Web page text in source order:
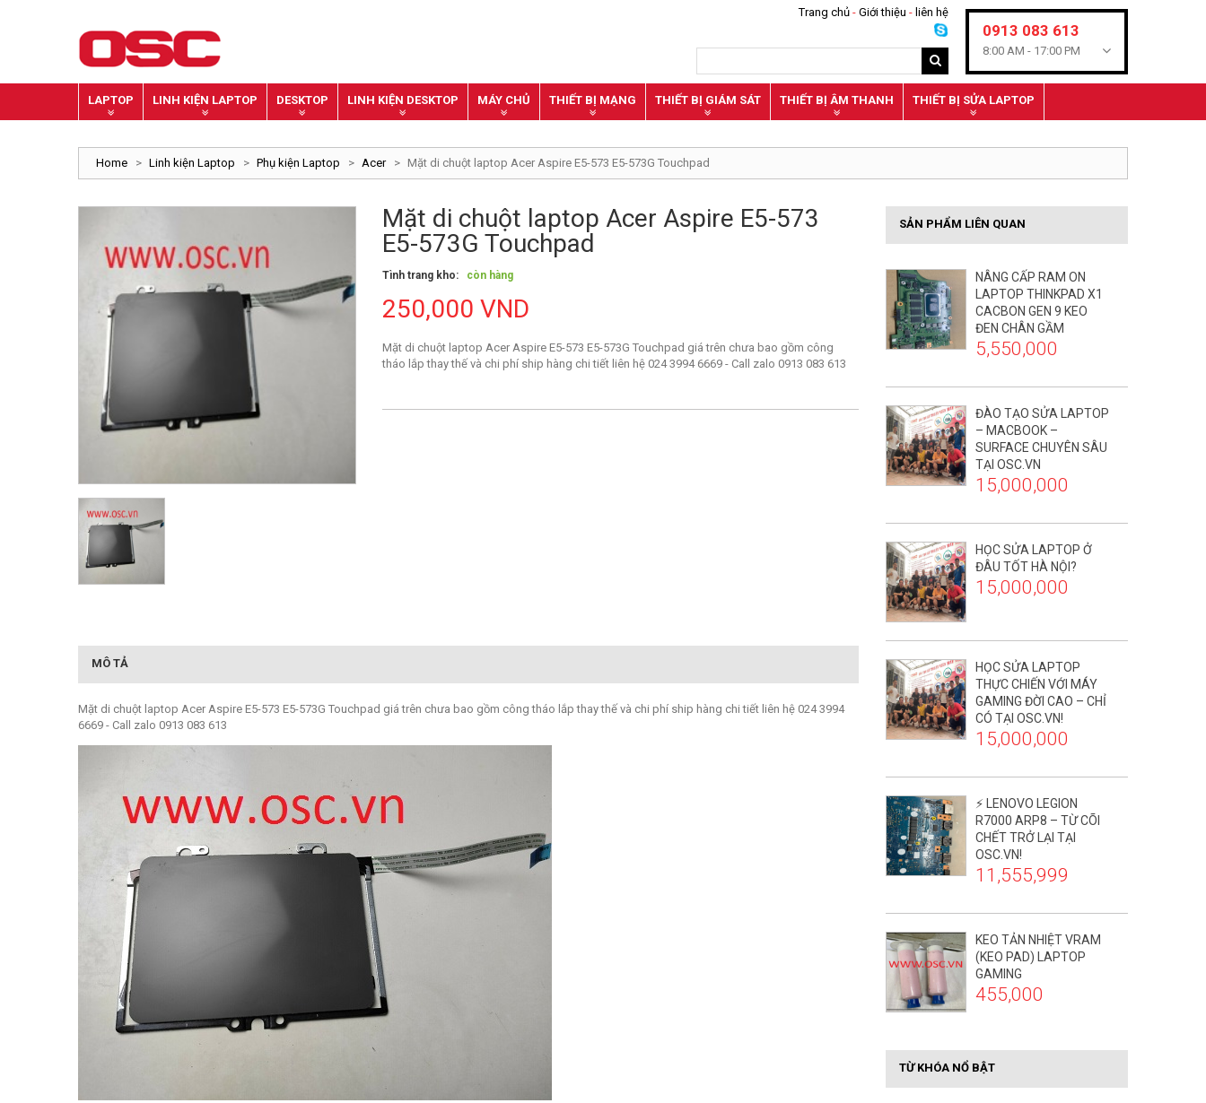
0913 083 613
8:00 AM - 17:00 PM
Trang chủ - Giới thiệu - liên hệ
LAPTOP LINH KIỆN LAPTOP DESKTOP LINH KIỆN DESKTOP MÁY CHỦ THIẾT BỊ MẠNG THIẾT BỊ GIÁM SÁT THIẾT BỊ ÂM THANH THIẾT BỊ SỬA LAPTOP
Home > Linh kiện Laptop > Phụ kiện Laptop > Acer > Mặt di chuột laptop Acer Aspire E5-573 E5-573G Touchpad
Mặt di chuột laptop Acer Aspire E5-573
E5-573G Touchpad
Tình trang kho: còn hàng
250,000 VND
Mặt di chuột laptop Acer Aspire E5-573 E5-573G Touchpad giá trên chưa bao gồm công
tháo lắp thay thế và chi phí ship hàng chi tiết liên hệ 024 3994 6669 - Call zalo 0913 083 613
MÔ TẢ
Mặt di chuột laptop Acer Aspire E5-573 E5-573G Touchpad giá trên chưa bao gồm công tháo lắp thay thế và chi phí ship hàng chi tiết liên hệ 024 3994
6669 - Call zalo 0913 083 613
SẢN PHẨM LIÊN QUAN
NÂNG CẤP RAM ON
LAPTOP THINKPAD X1
CACBON GEN 9 KEO
ĐEN CHÂN GẦM
5,550,000
ĐÀO TẠO SỬA LAPTOP
– MACBOOK –
SURFACE CHUYÊN SÂU
TẠI OSC.VN
15,000,000
HỌC SỬA LAPTOP Ở
ĐÂU TỐT HÀ NỘI?
15,000,000
HỌC SỬA LAPTOP
THỰC CHIẾN VỚI MÁY
GAMING ĐỜI CAO – CHỈ
CÓ TẠI OSC.VN!
15,000,000
⚡ LENOVO LEGION
R7000 ARP8 – TỪ CÕI
CHẾT TRỞ LẠI TẠI
OSC.VN!
11,555,999
KEO TẢN NHIỆT VRAM
(KEO PAD) LAPTOP
GAMING
455,000
TỪ KHÓA NỔ BẬT